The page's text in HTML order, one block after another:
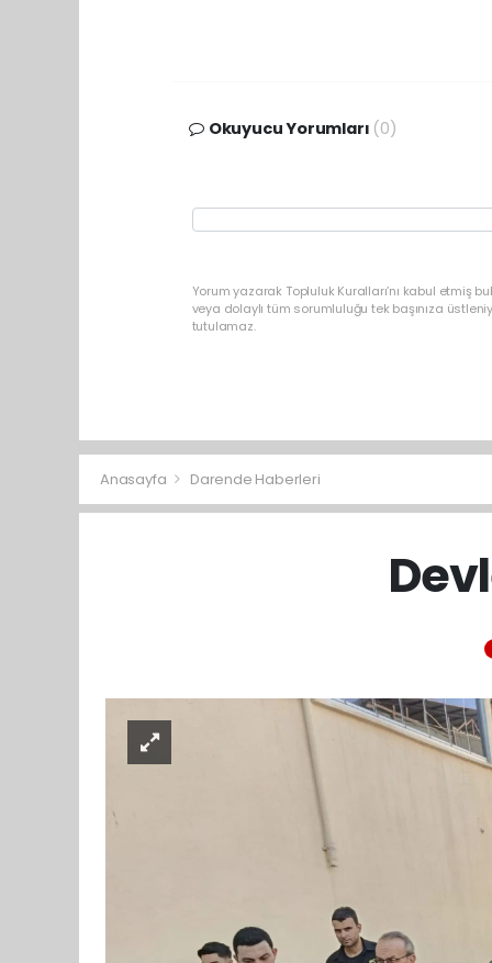
Okuyucu Yorumları (0)
Yorum yazarak Topluluk Kuralları’nı kabul etmiş
veya dolaylı tüm sorumluluğu tek başınıza
tutulamaz.
Anasayfa Darende Haberleri